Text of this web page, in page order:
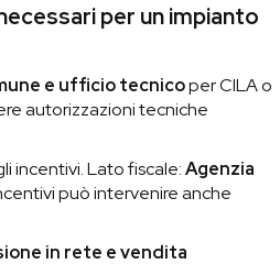
per un impianto
e ufficio tecnicoper CILA o
autorizzazioni tecniche
incentivi. Lato fiscale:Agenzia
può intervenire anche
in rete e vendita